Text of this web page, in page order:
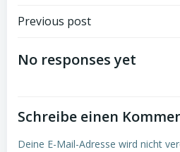
Post
navigation
Previous post
No responses yet
Schreibe einen
Deine E-Mail-Adresse wird nicht